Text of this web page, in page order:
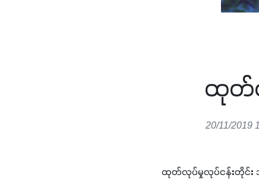
ထုတ်
20/11/2019
ထုတ်လုပ်မှုလုပ်ငန်းတိုင်း